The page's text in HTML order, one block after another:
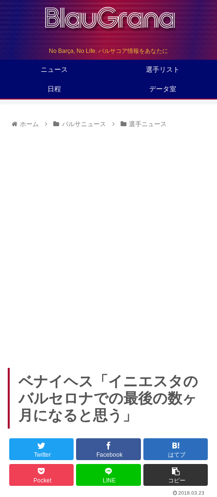
No Barça, No Life. バルサコア情報をあなたに
ニュース 選手リスト
日程 データ室
ホーム バルサニュース 選手ニュース
ベナイヘス「イニエスタの
バルセロナでの最後の数ヶ
月になると思う」
Twitter Facebook はてブ
Pocket LINE コピー
2018.03.23